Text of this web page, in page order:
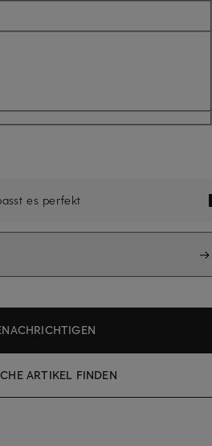
es perfekt
ARTIKEL FINDEN